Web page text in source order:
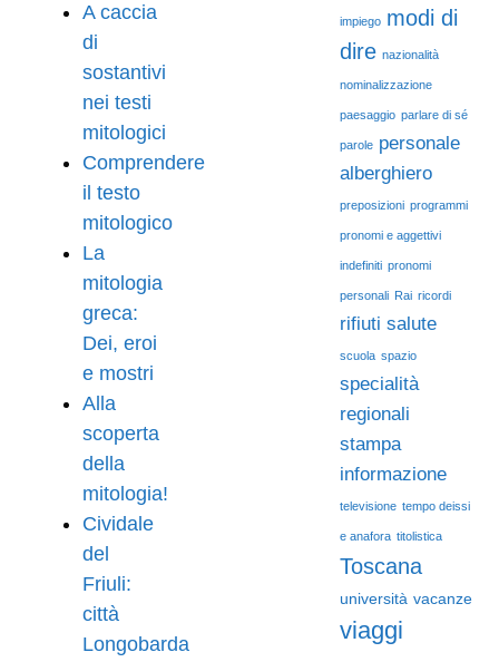
A caccia
di
sostantivi
nei testi
mitologici
Comprendere
il testo
mitologico
La
mitologia
greca:
Dei, eroi
e mostri
Alla
scoperta
della
mitologia!
Cividale
del
Friuli:
città
Longobarda
impiego modi di
dire nazionalità
nominalizzazione
paesaggio parlare di sé
parole personale
alberghiero
preposizioni programmi
pronomi e aggettivi
indefiniti pronomi
personali Rai ricordi
rifiuti salute
scuola spazio
specialità
regionali
stampa
informazione
televisione tempo deissi
e anafora titolistica
Toscana
università vacanze
viaggi